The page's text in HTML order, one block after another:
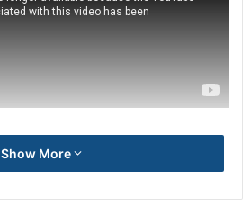
Show More